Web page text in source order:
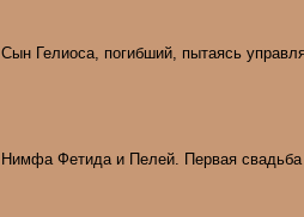
Сын Гелиоса, погибший, пытаясь
Нимфа Фетида и Пелей. Первая